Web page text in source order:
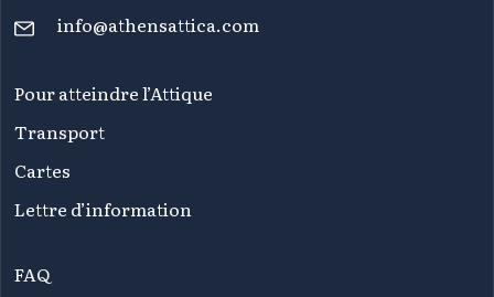
info@athensattica.com
Pour atteindre l’Attique
Transport
Cartes
Lettre d’information
FAQ